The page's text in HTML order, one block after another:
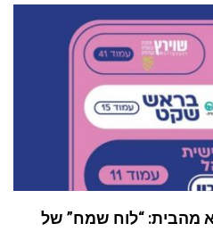
מהבית: “לוח שמח” של